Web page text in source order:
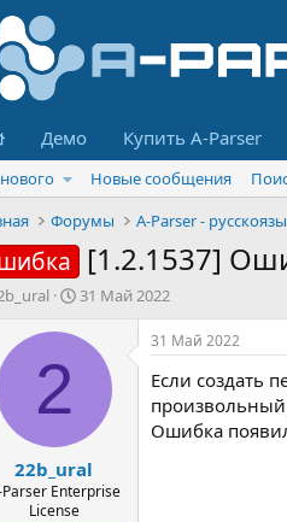
Главная
Демо Купить A-Parser
Новые сообщения
Форумы A-Parser -
[1.2.1537]
Д
т
а
л
а
31 Май 2022
2
22b_ural
Enterprise
License
31 Май 2022
Если создать
произвольный
Ошибка